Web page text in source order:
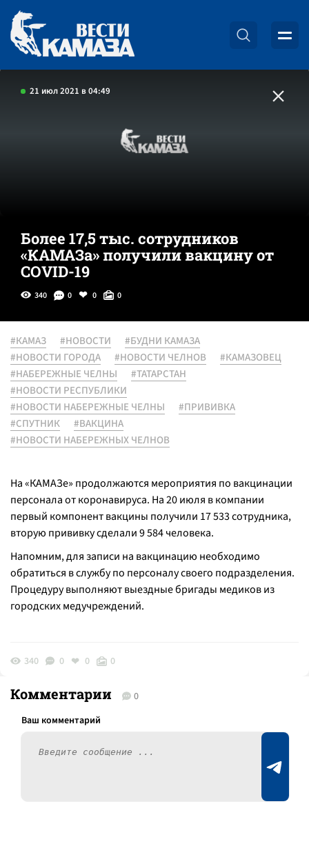
21 июл 2021 в 04:49
Более 17,5 тыс. сотрудников
«КАМАЗа» получили вакцину от
COVID-19
340 0 0 0
#КАМАЗ #НОВОСТИ
#БУДНИ КАМАЗА
#НОВОСТИ ГОРОДА
#НОВОСТИ ЧЕЛНОВ
#КАМАЗОВЕЦ
#НАБЕРЕЖНЫЕ ЧЕЛНЫ
#ТАТАРСТАН
#НОВОСТИ РЕСПУБЛИКИ
#НОВОСТИ НАБЕРЕЖНЫЕ ЧЕЛНЫ
#ПРИВИВКА
#СПУТНИК
#ВАКЦИНА
#НОВОСТИ НАБЕРЕЖНЫХ ЧЕЛНОВ
На «КАМАЗе» продолжаются мероприятия по вакцинации
персонала от коронавируса. На 20 июля в компании
первый компонент вакцины получили 17 533 сотрудника,
вторую прививку сделали 9 584 человека.
Напомним, для записи на вакцинацию необходимо
обратиться в службу по персоналу своего подразделения.
Процедуру выполняют выездные бригады медиков из
городских медучреждений.
340 0 0 0
Комментарии 0